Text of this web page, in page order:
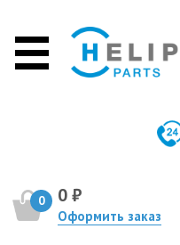
0 0 ₽
Оформить заказ